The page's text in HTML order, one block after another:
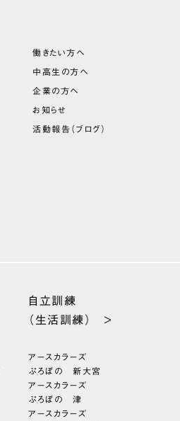
働きたい方へ
中高生の方へ
企業の方へ
お知らせ
活動報告（ブログ）
自立訓練
（生活訓練） >
アースカラーズ
ぷろぼの 新大宮
アースカラーズ
ぷろぼの 津
アースカラーズ